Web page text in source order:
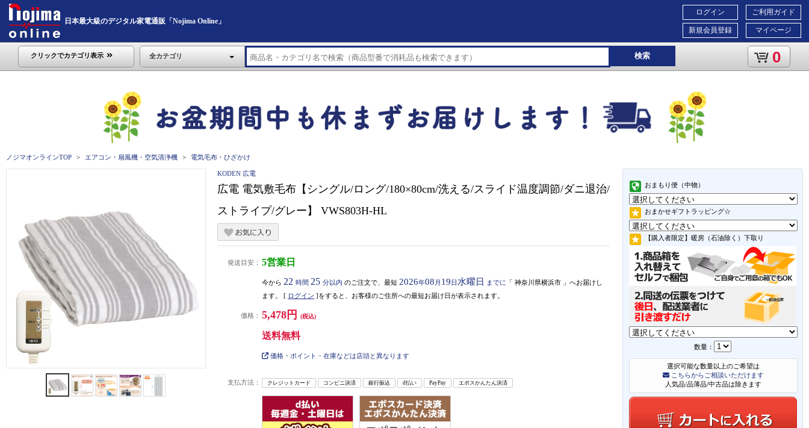
日本最大級のデジタル家電通販「Nojima Online」
ご利用ガイド
マイページ
ログイン
新規会員登録
クリックでカテゴリ表示 全カテゴリ 検索 0
ノジマオンラインTOP エアコン・扇風機・空気清浄機 電気毛布・ひざかけ
おまもり便（中物）
おまかせギフトラッピング☆
【購入者限定】暖房（石油除く）下取り
数量：
選択可能な数量以上のご希望は
こちらからご相談いただけます
人気品/品薄品/中古品は除きます
KODEN 広電
広電 電気敷毛布【シングル/ロング/180×80cm/洗える/スライド温度調節/ダニ退治/
ストライプ/グレー】 VWS803H-HL
発送目安： 5営業日
今から 22 時間 25 分以内 のご注文で、最短 2026年08 月 19日 水曜日 までに 「 神奈川県横浜市 」 へお届けし
ます。 [ ログイン ]をすると、お客様のご住所への最短お届け日が表示されます。
価格： 5,478円 (税込)
送料無料
価格・ポイント・在庫などは店頭と異なります
支払方法： クレジットカード コンビニ決済 銀行振込 d払い PayPay エポスかんたん決済